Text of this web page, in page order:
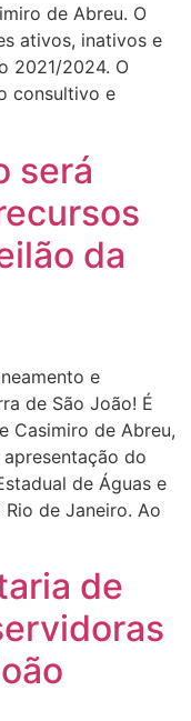
de Abreu. O
ativos, inativos e
2021/2024. O
consultivo e
será
da
e
de São João! É
Casimiro de Abreu,
do
de Águas e
de Janeiro. Ao
de